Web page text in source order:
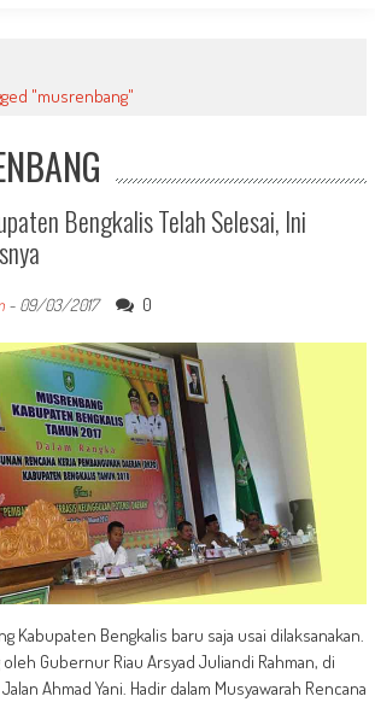
"musrenbang"
Bengkalis Telah Selesai, Ini
- 09/03/2017 0
Kabupaten Bengkalis baru saja usai dilaksanakan.
Gubernur Riau Arsyad Juliandi Rahman, di
Ahmad Yani. Hadir dalam Musyawarah Rencana